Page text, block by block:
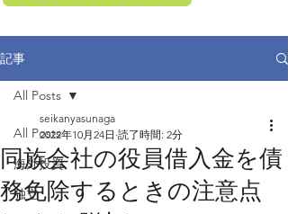
記事
All Posts
海外投資
独立
All Posts
同族会社の役員借入金を債
務免除するときの注意点
seikanyasunaga
2022年10月24日 読了時間: 2分